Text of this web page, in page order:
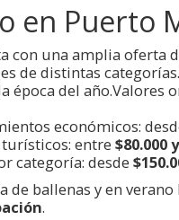
en Puerto
con una amplia oferta
de distintas
época del año.Valores
económicos:
entre $80.000
categoría: desde
de ballenas y en
.